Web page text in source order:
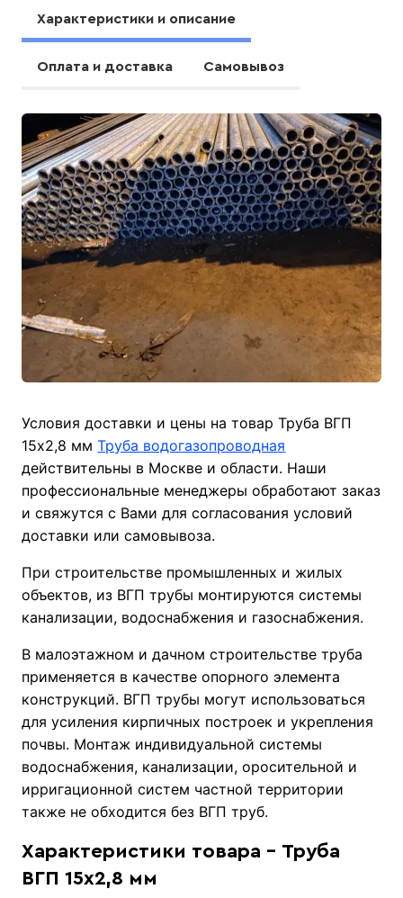
Характеристики и описание
Оплата и доставка Самовывоз
Условия доставки и цены на товар Труба ВГП
15х2,8 ммТруба водогазопроводная
действительны в Москве и области. Наши
профессиональные менеджеры обработают заказ
и свяжутся с Вами для согласования условий
доставки или самовывоза.
При строительстве промышленных и жилых
объектов, из ВГП трубы монтируются системы
канализации, водоснабжения и газоснабжения.
В малоэтажном и дачном строительстве труба
применяется в качестве опорного элемента
конструкций. ВГП трубы могут использоваться
для усиления кирпичных построек и укрепления
почвы. Монтаж индивидуальной системы
водоснабжения, канализации, оросительной и
ирригационной систем частной территории
также не обходится без ВГП труб.
Характеристики товара - Труба
ВГП 15х2,8 мм